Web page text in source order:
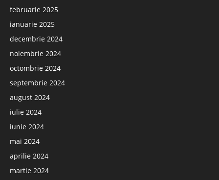
februarie 2025
ianuarie 2025
decembrie 2024
noiembrie 2024
octombrie 2024
septembrie 2024
august 2024
iulie 2024
iunie 2024
mai 2024
aprilie 2024
martie 2024